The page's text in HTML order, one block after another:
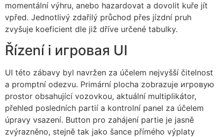
momentální výhru, anebo hazardovat a dovolit kuře jít
vpřed. Jednotlivý zdařilý průchod přes jízdní pruh
zvyšuje koeficient dle již dříve určené tabulky.
Řízení i игровая UI
UI této zábavy byl navržen za účelem nejvyšší čitelnost
a promptní odezvu. Primární plocha zobrazuje игровую
prostor obsahující vozovkou, aktuální multiplikátor,
přehled posledních partií a kontrolní panel za účelem
úpravy vsazení. Button pro zahájení partie je jasně
zvýrazněno, stejně tak jako šance přímého výplaty